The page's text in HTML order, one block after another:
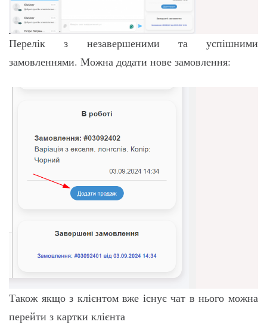
Перелік з незавершеними та успішними
замовленнями. Можна додати нове замовлення:
Також якщо з клієнтом вже існує чат в нього можна
перейти з картки клієнта